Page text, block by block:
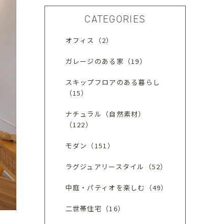
CATEGORIES
オフィス（2）
ガレージのある家（19）
スキップフロアのある暮らし
（15）
ナチュラル（自然素材）
（122）
モダン（151）
ラグジュアリースタイル（52）
中庭・パティオを楽しむ（49）
二世帯住宅（16）